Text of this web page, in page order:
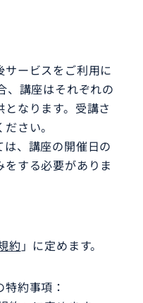
ービスをご利用に
、講座はそれぞれの
なります。受講さ
さい。
、講座の開催日の
する必要がありま
約 」に定めます。
約事項：